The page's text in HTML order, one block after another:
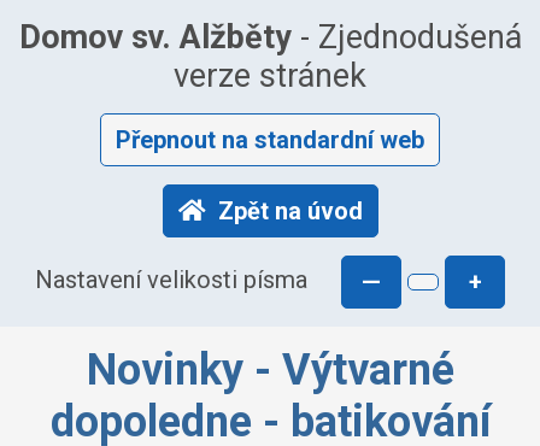
Domov sv. Alžběty- Zjednodušená
verze stránek
Přepnout na standardní web
Zpět na úvod
Nastavení velikosti písma — +
Novinky - Výtvarné
dopoledne - batikování